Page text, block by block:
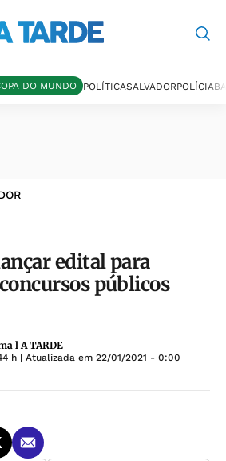
DO MUNDO POLÍTICASALVADORPOLÍCIA
edital para
públicos
l A TARDE
h | Atualizada em 22/01/2021 - 0:00